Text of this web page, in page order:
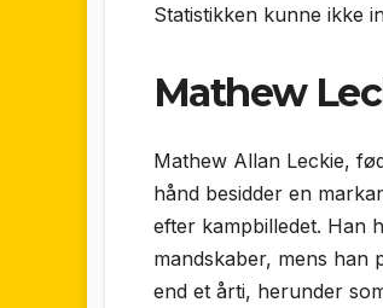
Statistikken kunne ikke
Mathew
Mathew Allan Leckie,
hånd besidder en
efter kampbilledet. Han
mandskaber, mens han
end et årti, herunder